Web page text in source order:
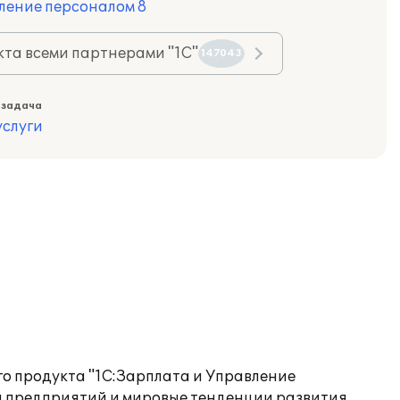
персоналом 8
всеми партнерами "1С" 147043
"1С:Зарплата и Управление